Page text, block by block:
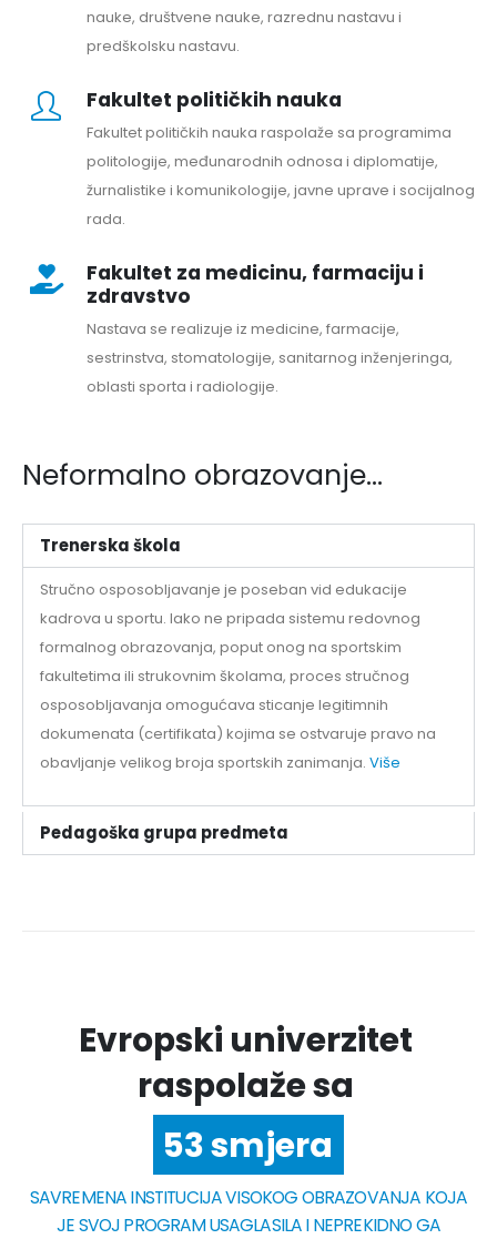
nauke, društvene nauke, razrednu nastavu i
predškolsku nastavu.
Fakultet političkih nauka
Fakultet političkih nauka raspolaže sa programima
politologije, međunarodnih odnosa i diplomatije,
žurnalistike i komunikologije, javne uprave i socijalnog
rada.
Fakultet za medicinu, farmaciju i
zdravstvo
Nastava se realizuje iz medicine, farmacije,
sestrinstva, stomatologije, sanitarnog inženjeringa,
oblasti sporta i radiologije.
Neformalno obrazovanje...
Trenerska škola
Stručno osposobljavanje je poseban vid edukacije
kadrova u sportu. Iako ne pripada sistemu redovnog
formalnog obrazovanja, poput onog na sportskim
fakultetima ili strukovnim školama, proces stručnog
osposobljavanja omogućava sticanje legitimnih
dokumenata (certifikata) kojima se ostvaruje pravo na
obavljanje velikog broja sportskih zanimanja. Više
Pedagoška grupa predmeta
Evropski univerzitet
raspolaže sa
53 smjera
SAVREMENA INSTITUCIJA VISOKOG OBRAZOVANJA KOJA
JE SVOJ PROGRAM USAGLASILA I NEPREKIDNO GA